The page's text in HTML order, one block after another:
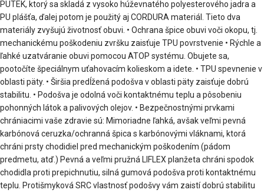
PUTEK, ktorý sa skladá z vysoko húževnatého polyesterového jadra a
PU plášťa, ďalej potom je použitý aj CORDURA materiál. Tieto dva
materiály zvyšujú životnosť obuvi. • Ochrana špice obuvi voči okopu, tj.
mechanickému poškodeniu zvršku zaisťuje TPU povrstvenie • Rýchle a
ľahké uzatváranie obuvi pomocou ATOP systému. Obujete sa,
pootočíte špeciálnym uťahovacím kolieskom a idete. • TPU spevnenie v
oblasti päty. • Širšia predĺžená podošva v oblasti päty zaisťuje dobrú
stabilitu. • Podošva je odolná voči kontaktnému teplu a pôsobeniu
pohonných látok a palivových olejov. • Bezpečnostnými prvkami
chrániacimi vaše zdravie sú: Mimoriadne ľahká, avšak veľmi pevná
karbónová ceruzka/ochranná špica s karbónovými vláknami, ktorá
chráni prsty chodidiel pred mechanickým poškodením (pádom
predmetu, atď.) Pevná a veľmi pružná LIFLEX planžeta chráni spodok
chodidla proti prepichnutiu, silná gumová podošva proti kontaktnému
teplu. Protišmyková SRC vlastnosť podošvy vám zaistí dobrú stabilitu